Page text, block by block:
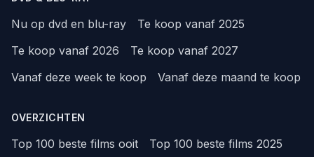
Nu op dvd en blu-ray
Te koop vanaf 2025
Te koop vanaf 2026
Te koop vanaf 2027
Vanaf deze week te koop
Vanaf deze maand te koop
OVERZICHTEN
Top 100 beste films ooit
Top 100 beste films 2025